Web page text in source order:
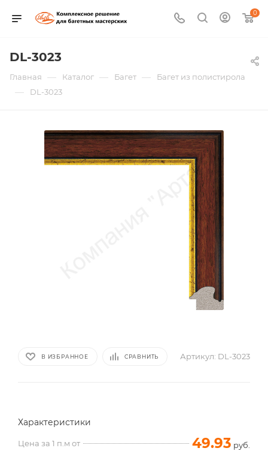
0
DL-3023
Главная — Каталог — Багет — Багет из полистирола
— DL-3023
В ИЗБРАННОЕ СРАВНИТЬ Артикул: DL-3023
Характеристики
Цена за 1 п.м от 49.93 руб.